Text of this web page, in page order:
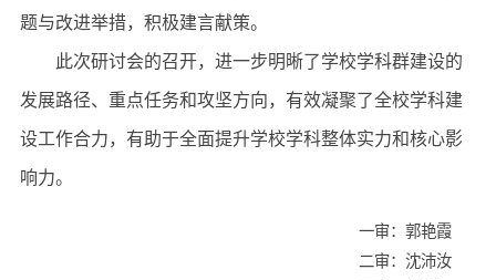
题与改进举措，积极建言献策。
此次研讨会的召开，进一步明晰了学校学科群建设的
发展路径、重点任务和攻坚方向，有效凝聚了全校学科建
设工作合力，有助于全面提升学校学科整体实力和核心影
响力。
一审：郭艳霞
二审：沈沛汝